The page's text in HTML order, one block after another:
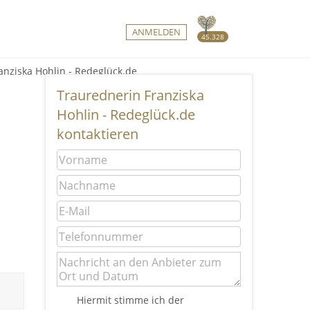
45.328
ANMELDEN
Hohlin - Redeglück.de
Traurednerin Franziska
Hohlin - Redeglück.de
kontaktieren
Hiermit stimme ich der